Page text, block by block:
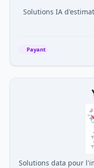
Solutions IA
Payant
Solutions data pour